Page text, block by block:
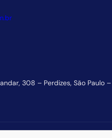
308 – Perdizes, São Paulo